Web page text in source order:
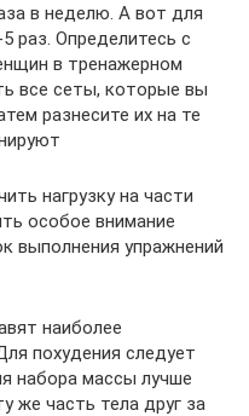
в неделю. А вот для
раз. Определитесь с
в тренажерном
все сеты, которые вы
разнесите их на те
нагрузку на части
особое внимание
выполнения упражнений
наиболее
похудения следует
набора массы лучше
же часть тела друг за